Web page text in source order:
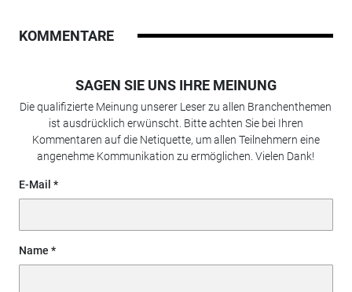
KOMMENTARE
SAGEN SIE UNS IHRE MEINUNG
Die qualifizierte Meinung unserer Leser zu allen Branchenthemen
ist ausdrücklich erwünscht. Bitte achten Sie bei Ihren
Kommentaren auf die Netiquette, um allen Teilnehmern eine
angenehme Kommunikation zu ermöglichen. Vielen Dank!
E-Mail
Name